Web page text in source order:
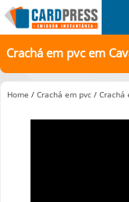
Crachá em pvc em
Home / Crachá em pvc / Crachá